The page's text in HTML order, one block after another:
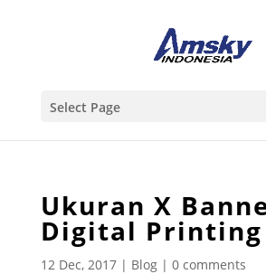
Select Page
Ukuran X
Digital Printing
12 Dec, 2017| Blog| 0 comments